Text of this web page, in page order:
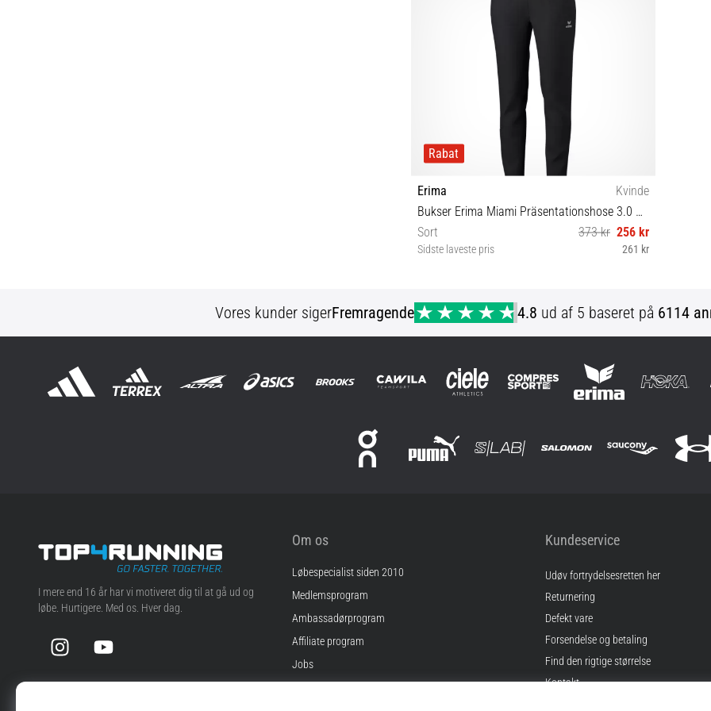
Rabat
Erima
Kvinde
Bukser Erima Miami Präsentationshose 3.0 Damen
Sort
373 kr 256 kr
Sidste laveste pris 261 kr
Vores kunder sigerFremragende 4.8 ud af 5 baseret på 6114
Top4Running.dk
I mere end 16 år har vi motiveret dig til at gå ud og
løbe. Hurtigere. Med os. Hver dag.
InstagramYouTube
Om os
Løbespecialist siden 2010
Medlemsprogram
Ambassadørprogram
Affiliate program
Jobs
Kundeservice
Udøv fortrydelsesretten her
Returnering
Defekt vare
Forsendelse og betaling
Find den rigtige størrelse
Kontakt